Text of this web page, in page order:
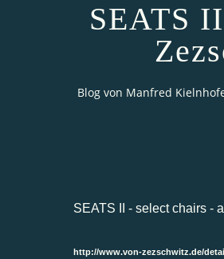
SEATS
Blog von Manfred
SEATS II - select chairs -
http://www.von-zezschwitz.de/